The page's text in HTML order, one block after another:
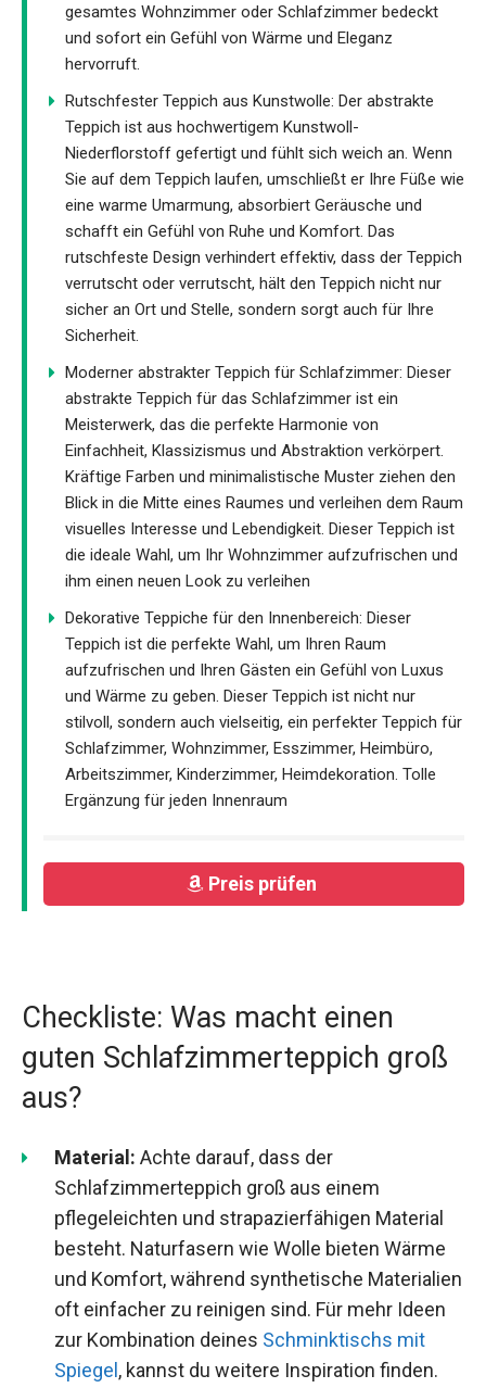
gesamtes Wohnzimmer oder Schlafzimmer bedeckt
und sofort ein Gefühl von Wärme und Eleganz
hervorruft.
Rutschfester Teppich aus Kunstwolle: Der abstrakte
Teppich ist aus hochwertigem Kunstwoll-
Niederflorstoff gefertigt und fühlt sich weich an. Wenn
Sie auf dem Teppich laufen, umschließt er Ihre Füße wie
eine warme Umarmung, absorbiert Geräusche und
schafft ein Gefühl von Ruhe und Komfort. Das
rutschfeste Design verhindert effektiv, dass der Teppich
verrutscht oder verrutscht, hält den Teppich nicht nur
sicher an Ort und Stelle, sondern sorgt auch für Ihre
Sicherheit.
Moderner abstrakter Teppich für Schlafzimmer: Dieser
abstrakte Teppich für das Schlafzimmer ist ein
Meisterwerk, das die perfekte Harmonie von
Einfachheit, Klassizismus und Abstraktion verkörpert.
Kräftige Farben und minimalistische Muster ziehen den
Blick in die Mitte eines Raumes und verleihen dem Raum
visuelles Interesse und Lebendigkeit. Dieser Teppich ist
die ideale Wahl, um Ihr Wohnzimmer aufzufrischen und
ihm einen neuen Look zu verleihen
Dekorative Teppiche für den Innenbereich: Dieser
Teppich ist die perfekte Wahl, um Ihren Raum
aufzufrischen und Ihren Gästen ein Gefühl von Luxus
und Wärme zu geben. Dieser Teppich ist nicht nur
stilvoll, sondern auch vielseitig, ein perfekter Teppich für
Schlafzimmer, Wohnzimmer, Esszimmer, Heimbüro,
Arbeitszimmer, Kinderzimmer, Heimdekoration. Tolle
Ergänzung für jeden Innenraum
Preis prüfen
Checkliste: Was macht einen
guten Schlafzimmerteppich groß
aus?
Material: Achte darauf, dass der
Schlafzimmerteppich groß aus einem
pflegeleichten und strapazierfähigen Material
besteht. Naturfasern wie Wolle bieten Wärme
und Komfort, während synthetische Materialien
oft einfacher zu reinigen sind. Für mehr Ideen
zur Kombination deines Schminktischs mit
Spiegel, kannst du weitere Inspiration finden.